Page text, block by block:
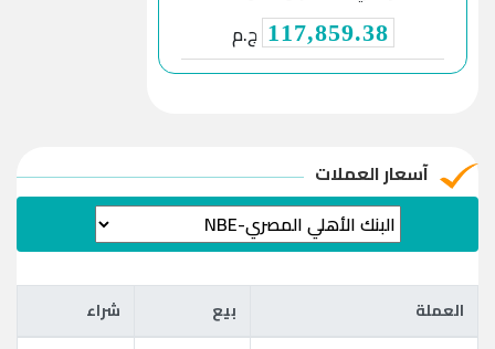
117,859.38 ج.م
آسعار العملات
العملة بيع شراء العملة بيع
شراء